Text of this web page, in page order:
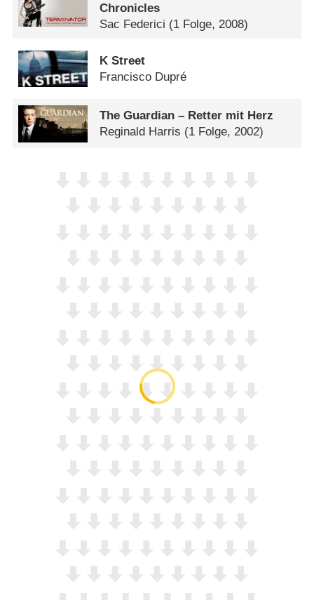
Chronicles
Sac Federici (1 Folge, 2008)
K Street
Francisco Dupré
The Guardian – Retter mit Herz
Reginald Harris (1 Folge, 2002)